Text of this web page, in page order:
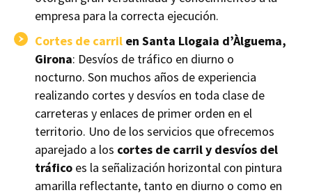
empresa para la correcta ejecución.
Cortes de carril en Santa Llogaia d’Àlguema,
Girona: Desvíos de tráfico en diurno o
nocturno. Son muchos años de experiencia
realizando cortes y desvíos en toda clase de
carreteras y enlaces de primer orden en el
territorio. Uno de los servicios que ofrecemos
aparejado a los cortes de carril y desvíos del
tráfico es la señalización horizontal con pintura
amarilla reflectante, tanto en diurno o como en